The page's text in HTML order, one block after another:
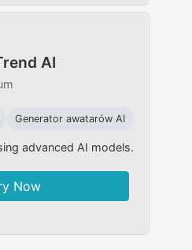
AI
Generator awatarów AI
advanced AI models.
Now